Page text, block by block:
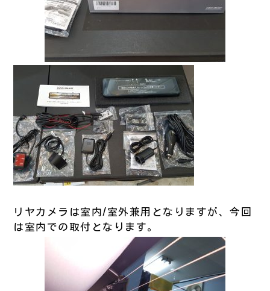
リヤカメラは室内/室外兼用となりますが、今回
は室内での取付となります。